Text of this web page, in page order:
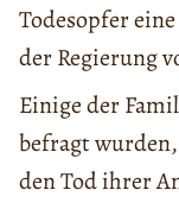
Todesopfer
der Regierung
Einige der
befragt
den Tod ihrer